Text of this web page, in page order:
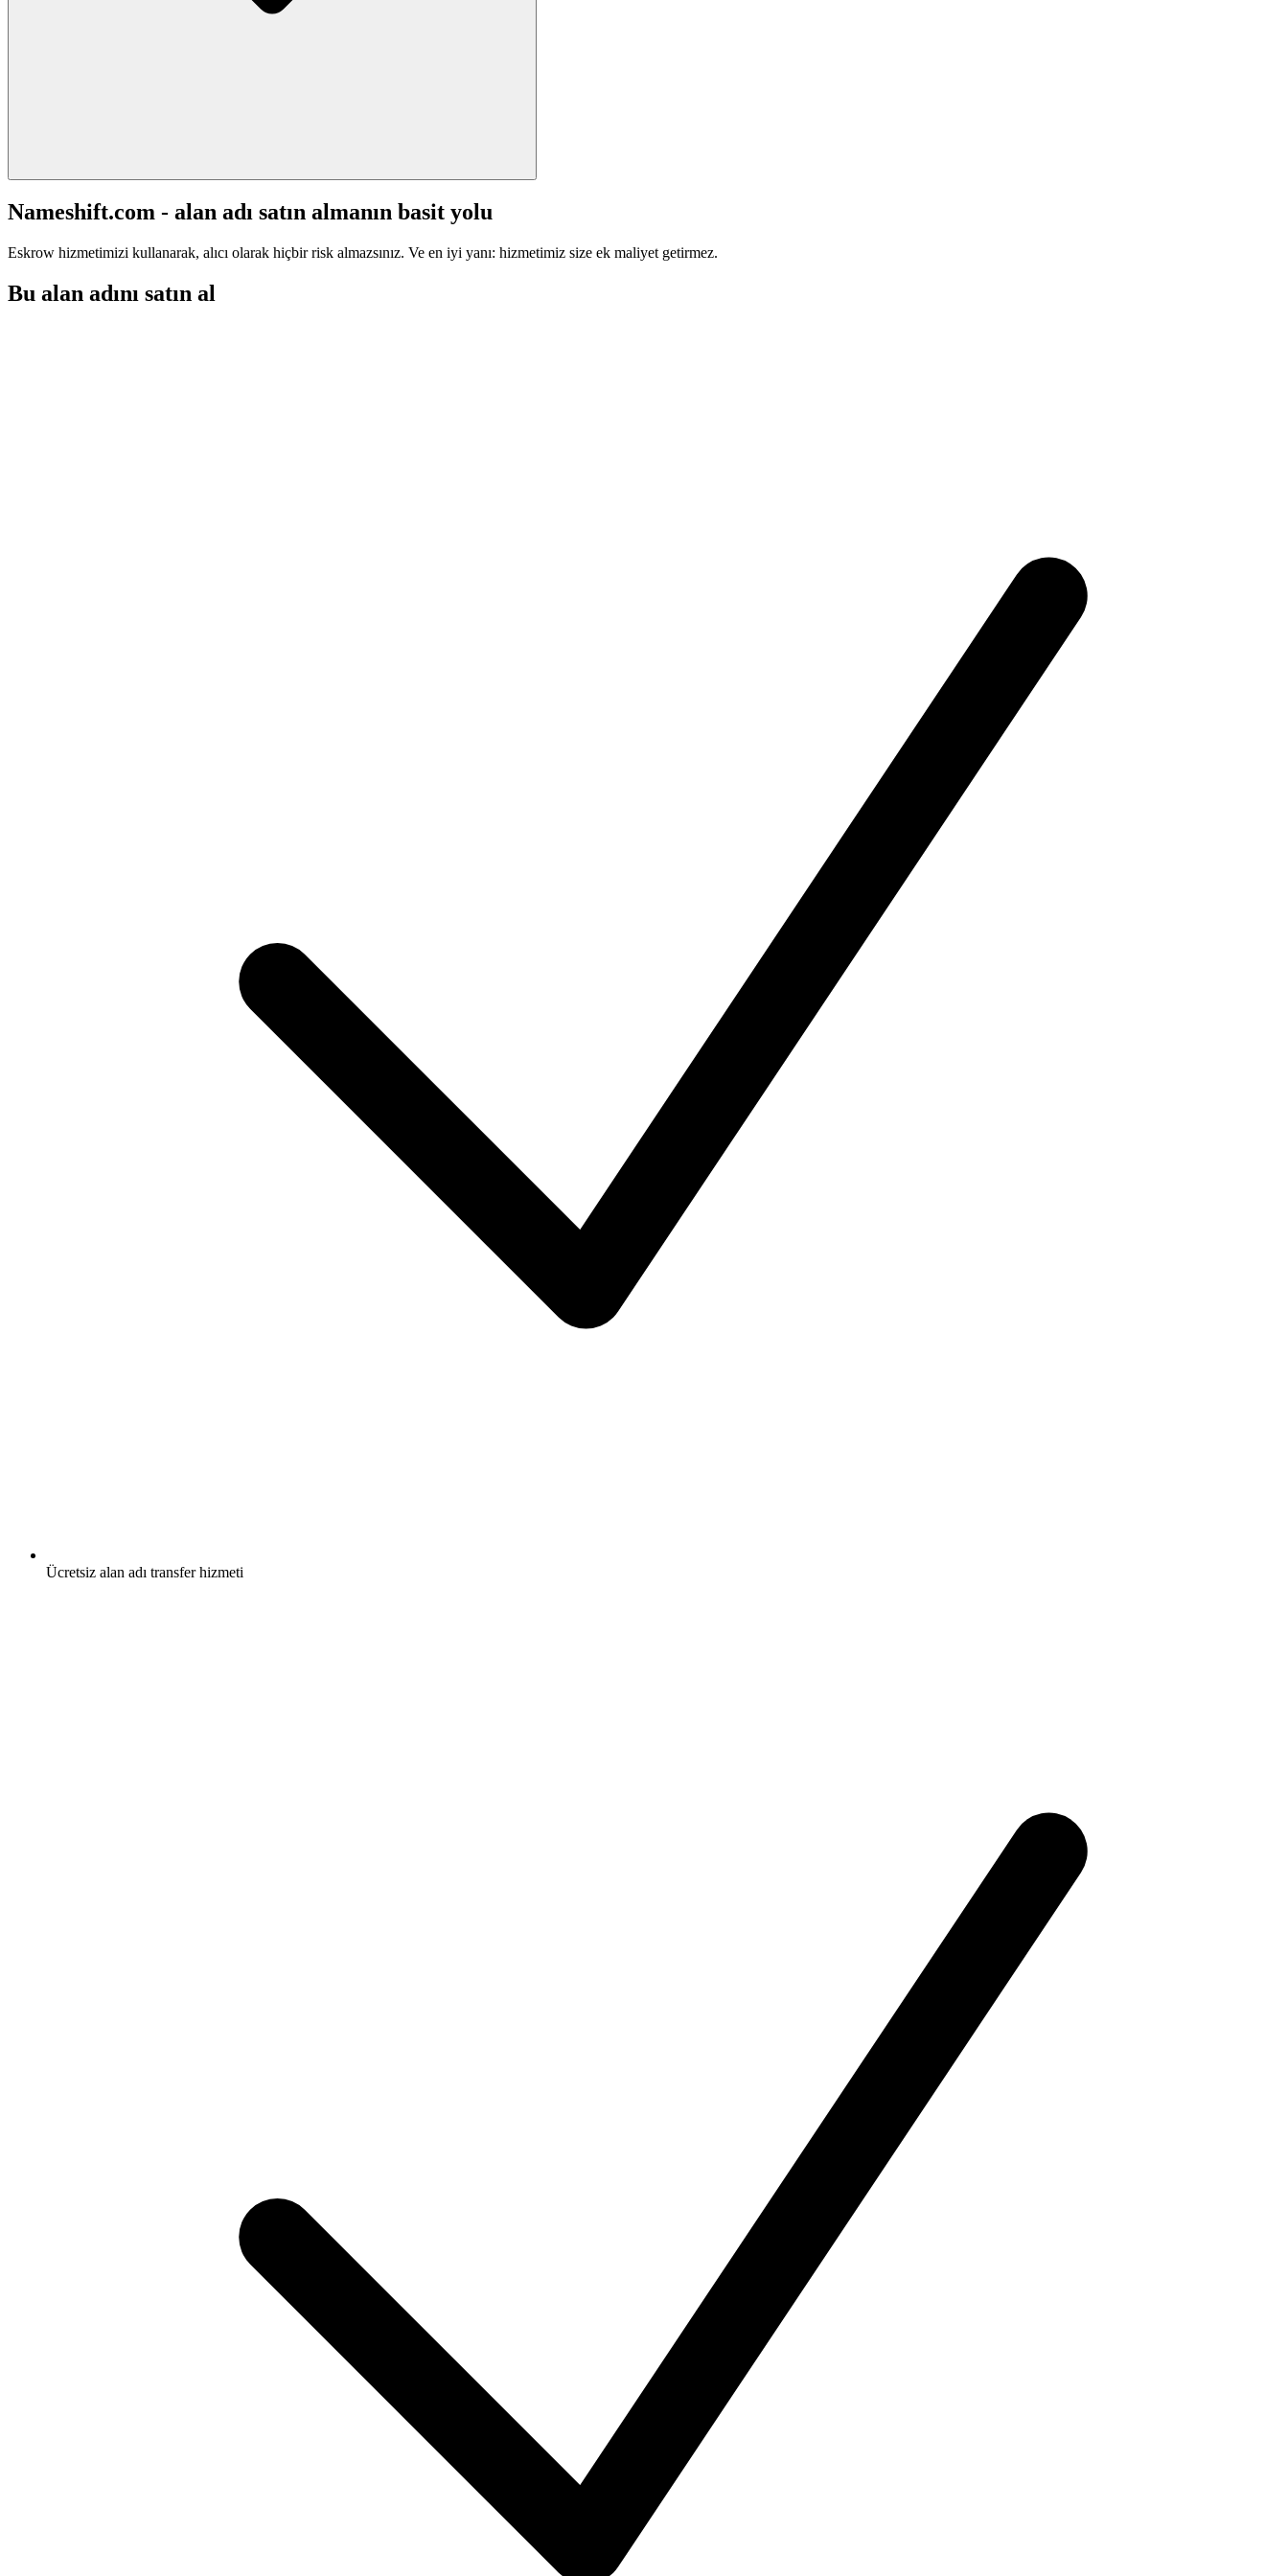
Nameshift.com - alan adı satın almanın basit yolu
Eskrow hizmetimizi kullanarak, alıcı olarak hiçbir risk almazsınız. Ve en iyi yanı: hizmetimiz size ek maliyet getirmez.
Bu alan adını satın al
Ücretsiz alan adı transfer hizmeti